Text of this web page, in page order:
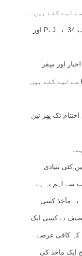
سِفر پیدائش ابواب 12 تا سِفر خروج باب 34: یہ P، J اور
سِفر احبار اور سِفر
گنتی باب 10 کے پہلے حصے تک صرف P سے لیے گئے ہیں
سے اختتام تک پھر تین
کئی بنیادی
سے اہم یہ ہے
یہ مآخذ کسی
نے کسی ایک
کہ کافی عرصے
ایک ماخذ کی